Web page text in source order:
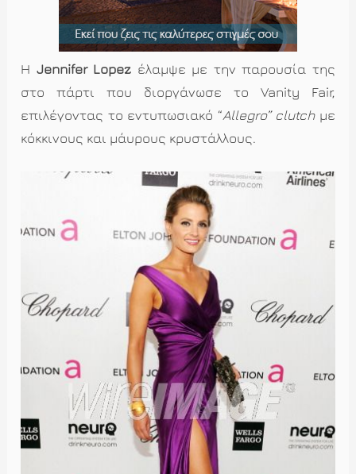
Η Jennifer Lopez έλαμψε με την παρουσία της
στο πάρτι που διοργάνωσε το Vanity Fair,
επιλέγοντας το εντυπωσιακό “Allegro” clutch με
κόκκινους και μάυρους κρυστάλλους.